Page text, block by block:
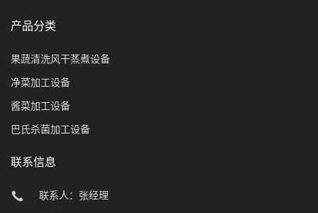
产品分类
果蔬清洗风干蒸煮设备
净菜加工设备
酱菜加工设备
巴氏杀菌加工设备
联系信息
联系人：张经理